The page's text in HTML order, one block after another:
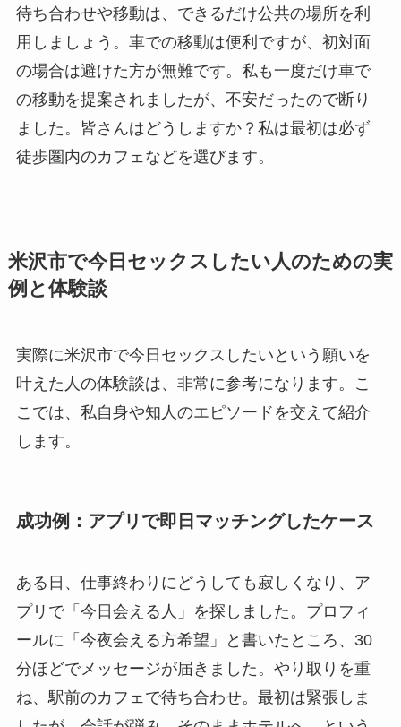
待ち合わせや移動は、できるだけ公共の場所を利
用しましょう。車での移動は便利ですが、初対面
の場合は避けた方が無難です。私も一度だけ車で
の移動を提案されましたが、不安だったので断り
ました。皆さんはどうしますか？私は最初は必ず
徒歩圏内のカフェなどを選びます。
米沢市で今日セックスしたい人のための実
例と体験談
実際に米沢市で今日セックスしたいという願いを
叶えた人の体験談は、非常に参考になります。こ
こでは、私自身や知人のエピソードを交えて紹介
します。
成功例：アプリで即日マッチングしたケース
ある日、仕事終わりにどうしても寂しくなり、ア
プリで「今日会える人」を探しました。プロフィ
ールに「今夜会える方希望」と書いたところ、30
分ほどでメッセージが届きました。やり取りを重
ね、駅前のカフェで待ち合わせ。最初は緊張しま